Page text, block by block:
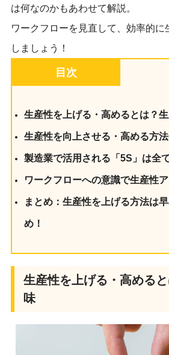
は何なのかもあわせて解説。
ワークフローを見直して、効率的に
しましょう！
目次
生産性を上げる・高めるとは？
生産性を向上させる・高める方
製造業で活用される「5S」は全
ワークフローへの意識で生産性
まとめ：生産性を上げる方法は
め！
生産性を上げる・高める
味